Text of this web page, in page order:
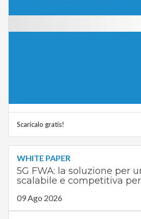
Scaricalo gratis!
WHITE PAPER
5G FWA: la soluzione per
scalabile e competitiva
09 Ago 2026